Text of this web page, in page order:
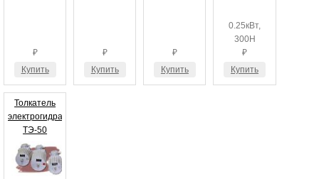
₽
Купить
₽
Купить
₽
Купить
0.25кВт,
300Н
₽
Купить
Толкатель
электрогидравлический
ТЭ-50